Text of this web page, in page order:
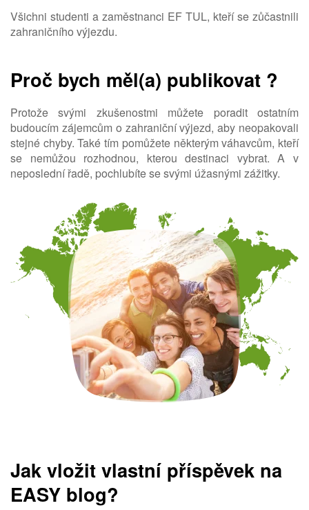
Všichni studenti a zaměstnanci EF TUL, kteří se zůčastnili
zahraničního výjezdu.
Proč bych měl(a) publikovat ?
Protože svými zkušenostmi můžete poradit ostatním
budoucím zájemcům o zahraniční výjezd, aby neopakovali
stejné chyby. Také tím pomůžete některým váhavcům, kteří
se nemůžou rozhodnou, kterou destinaci vybrat. A v
neposlední řadě, pochlubíte se svými úžasnými zážitky.
Jak vložit vlastní příspěvek na
EASY blog?